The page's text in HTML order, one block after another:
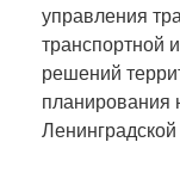
управления
транспортной
решений
планирования
Ленинградской